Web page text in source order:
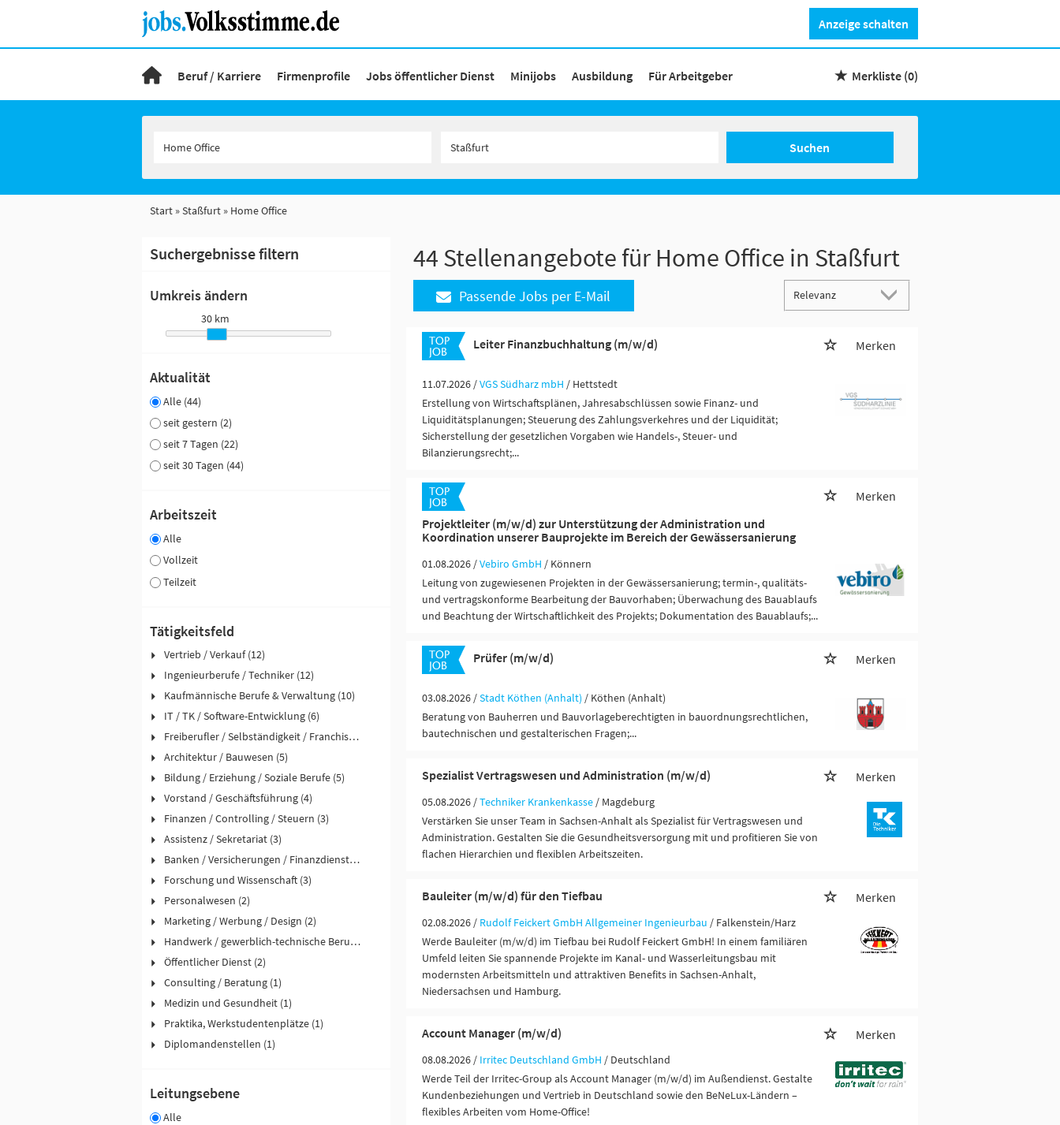
Anzeige schalten
Beruf / Karriere Firmenprofile Jobs öffentlicher Dienst Minijobs Ausbildung Für Arbeitgeber Merkliste (0)
Suchen
Start Staßfurt Home Office
Suchergebnisse filtern
Umkreis ändern
30 km
Aktualität
Alle (44)
seit gestern (2)
seit 7 Tagen (22)
seit 30 Tagen (44)
Arbeitszeit
Alle
Vollzeit
Teilzeit
Tätigkeitsfeld
Vertrieb / Verkauf (12)
Ingenieurberufe / Techniker (12)
Kaufmännische Berufe & Verwaltung (10)
IT / TK / Software-Entwicklung (6)
Freiberufler / Selbständigkeit / Franchise (6)
Architektur / Bauwesen (5)
Bildung / Erziehung / Soziale Berufe (5)
Vorstand / Geschäftsführung (4)
Finanzen / Controlling / Steuern (3)
Assistenz / Sekretariat (3)
Banken / Versicherungen / Finanzdienstleister (3)
Forschung und Wissenschaft (3)
Personalwesen (2)
Marketing / Werbung / Design (2)
Handwerk / gewerblich-technische Berufe (2)
Öffentlicher Dienst (2)
Consulting / Beratung (1)
Medizin und Gesundheit (1)
Praktika, Werkstudentenplätze (1)
Diplomandenstellen (1)
Leitungsebene
Alle
44 Stellenangebote für Home Office in Staßfurt
Passende Jobs per E-Mail
Leiter Finanzbuchhaltung (m/w/d) Merken
11.07.2026 /VGS Südharz mbH / Hettstedt
Erstellung von Wirtschaftsplänen, Jahresabschlüssen sowie Finanz- und
Liquiditätsplanungen; Steuerung des Zahlungsverkehres und der Liquidität;
Sicherstellung der gesetzlichen Vorgaben wie Handels-, Steuer- und
Bilanzierungsrecht;...
Projektleiter (m/w/d) zur Unterstützung der Administration und
Koordination unserer Bauprojekte im Bereich der Gewässersanierung
Merken
01.08.2026 /Vebiro GmbH / Könnern
Leitung von zugewiesenen Projekten in der Gewässersanierung; termin-, qualitäts-
und vertragskonforme Bearbeitung der Bauvorhaben; Überwachung des Bauablaufs
und Beachtung der Wirtschaftlichkeit des Projekts; Dokumentation des Bauablaufs;...
Prüfer (m/w/d) Merken
03.08.2026 /Stadt Köthen (Anhalt) / Köthen (Anhalt)
Beratung von Bauherren und Bauvorlageberechtigten in bauordnungsrechtlichen,
bautechnischen und gestalterischen Fragen;...
Spezialist Vertragswesen und Administration (m/w/d) Merken
05.08.2026 /Techniker Krankenkasse / Magdeburg
Verstärken Sie unser Team in Sachsen-Anhalt als Spezialist für Vertragswesen und
Administration. Gestalten Sie die Gesundheitsversorgung mit und profitieren Sie von
flachen Hierarchien und flexiblen Arbeitszeiten.
Bauleiter (m/w/d) für den Tiefbau Merken
02.08.2026 / Rudolf Feickert GmbH Allgemeiner Ingenieurbau / Falkenstein/Harz
Werde Bauleiter (m/w/d) im Tiefbau bei Rudolf Feickert GmbH! In einem familiären
Umfeld leiten Sie spannende Projekte im Kanal- und Wasserleitungsbau mit
modernsten Arbeitsmitteln und attraktiven Benefits in Sachsen-Anhalt,
Niedersachsen und Hamburg.
Account Manager (m/w/d) Merken
08.08.2026 / Irritec Deutschland GmbH / Deutschland
Werde Teil der Irritec-Group als Account Manager (m/w/d) im Außendienst. Gestalte
Kundenbeziehungen und Vertrieb in Deutschland sowie den BeNeLux-Ländern –
flexibles Arbeiten vom Home-Office!